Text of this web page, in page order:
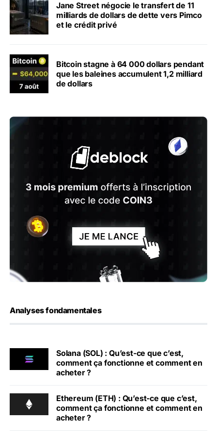
Jane Street négocie le transfert de 11
milliards de dollars de dette vers Pimco
et le crédit privé
Bitcoin stagne à 64 000 dollars pendant
que les baleines accumulent 1,2 milliard
de dollars
Analyses fondamentales
Solana (SOL) : Qu’est-ce que c’est,
comment ça fonctionne et comment en
acheter ?
Ethereum (ETH) : Qu’est-ce que c’est,
comment ça fonctionne et comment en
acheter ?